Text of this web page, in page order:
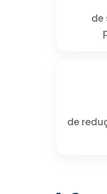
de
de